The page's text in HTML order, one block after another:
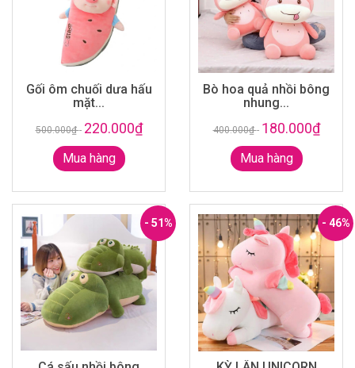
Gối ôm chuối dưa hấu
mặt...
500.000₫- 220.000₫
Mua hàng
Bò hoa quả nhồi bông
nhung...
400.000₫- 180.000₫
Mua hàng
- 51% - 46%